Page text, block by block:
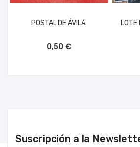
POSTAL DE ÁVILA.
0,50 €
LOTE
Suscripción a la